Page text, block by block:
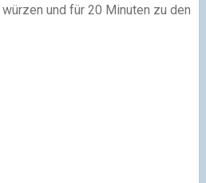
und für 20 Minuten zu den